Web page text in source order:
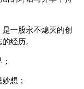
一股永不熄灭的创
经历。
想；